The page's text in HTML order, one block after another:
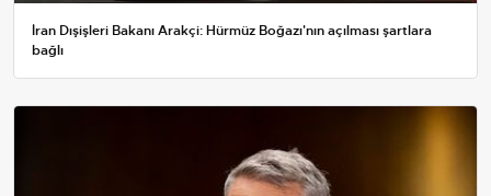
İran Dışişleri Bakanı Arakçi: Hürmüz Boğazı'nın açılması şartlara
bağlı